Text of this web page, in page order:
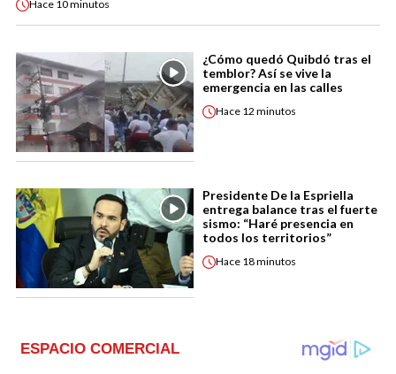
Hace 10 minutos
¿Cómo quedó Quibdó tras el
temblor? Así se vive la
emergencia en las calles
Hace 12 minutos
Presidente De la Espriella
entrega balance tras el fuerte
sismo: “Haré presencia en
todos los territorios”
Hace 18 minutos